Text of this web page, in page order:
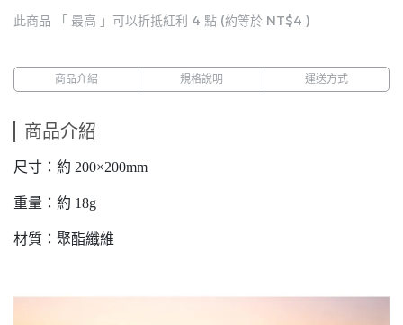
此商品 「 最高 」可以折抵紅利 4 點 (約等於 NT$4 )
商品介紹 規格說明 運送方式
商品介紹
尺寸：約 200×200mm
重量：約 18g
材質：聚酯纖維